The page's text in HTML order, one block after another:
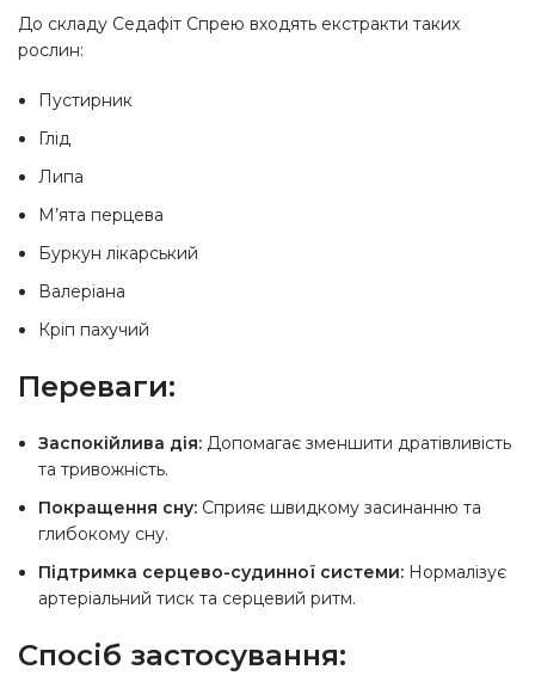
До складу Седафіт Спрею входять екстракти таких
рослин:
Пустирник
Глід
Липа
М’ята перцева
Буркун лікарський
Валеріана
Кріп пахучий
Переваги:
Заспокійлива дія: Допомагає зменшити дратівливість
та тривожність.
Покращення сну: Сприяє швидкому засинанню та
глибокому сну.
Підтримка серцево-судинної системи: Нормалізує
артеріальний тиск та серцевий ритм.
Спосіб застосування: